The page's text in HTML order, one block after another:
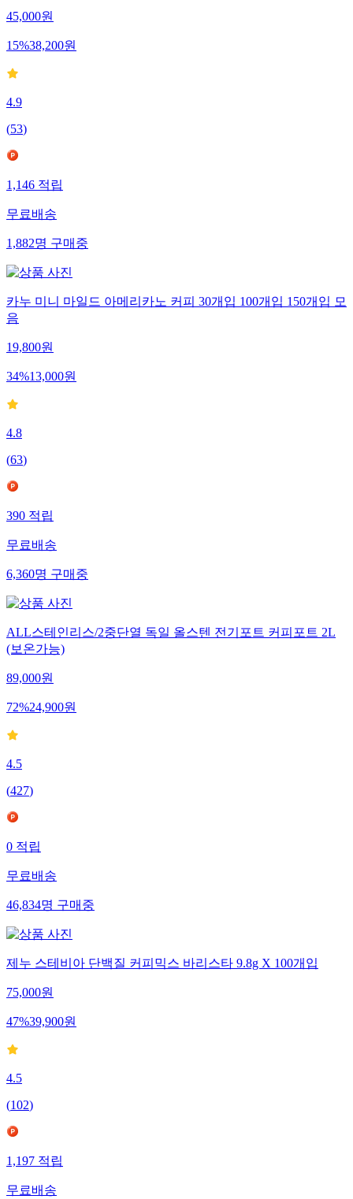
45,000원
15%38,200원
4.9
(53)
1,146적립
무료배송
1,882명구매중
카누 미니 마일드 아메리카노 커피 30개입 100개입 150개입 모
음
19,800원
34%13,000원
4.8
(63)
390적립
무료배송
6,360명구매중
ALL스테인리스/2중단열 독일 올스텐 전기포트 커피포트 2L
(보온가능)
89,000원
72%24,900원
4.5
(427)
0적립
무료배송
46,834명구매중
제누 스테비아 단백질 커피믹스 바리스타 9.8g X 100개입
75,000원
47%39,900원
4.5
(102)
1,197적립
무료배송